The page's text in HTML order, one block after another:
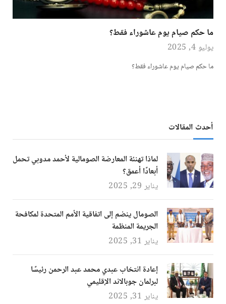
ما حكم صيام يوم عاشوراء فقط؟
يوليو 4, 2025
ما حكم صيام يوم عاشوراء فقط؟
أحدث المقالات
لماذا تهنئة المعارضة الصومالية لأحمد مدوبي تحمل
أبعادًا أعمق؟
يناير 29, 2025
الصومال ينضم إلى اتفاقية الأمم المتحدة لمكافحة
الجريمة المنظمة
يناير 31, 2025
إعادة انتخاب عبدي محمد عبد الرحمن رئيسًا
لبرلمان جوبالاند الإقليمي
يناير 31, 2025